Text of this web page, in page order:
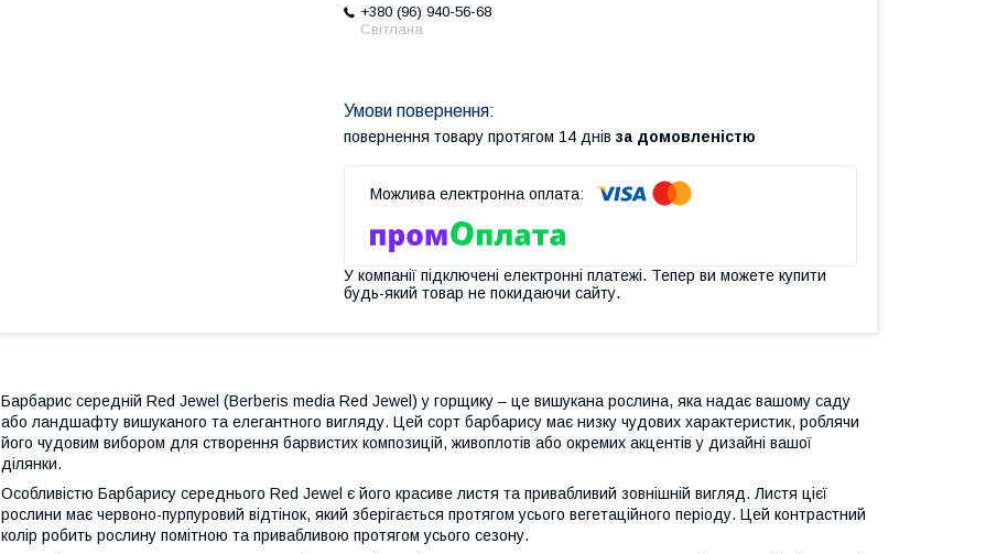
+380 (96) 940-56-68
Світлана
повернення товару протягом 14 днів за домовленістю
У компанії підключені електронні платежі. Тепер ви можете купити
будь-який товар не покидаючи сайту.
Барбарис середній Red Jewel (Berberis media Red Jewel) у горщику – це вишукана рослина, яка надає вашому саду
або ландшафту вишуканого та елегантного вигляду. Цей сорт барбарису має низку чудових характеристик, роблячи
його чудовим вибором для створення барвистих композицій, живоплотів або окремих акцентів у дизайні вашої
ділянки.
Особливістю Барбарису середнього Red Jewel є його красиве листя та привабливий зовнішній вигляд. Листя цієї
рослини має червоно-пурпуровий відтінок, який зберігається протягом усього вегетаційного періоду. Цей контрастний
колір робить рослину помітною та привабливою протягом усього сезону.